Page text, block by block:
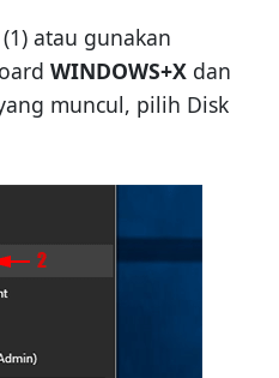
atau gunakan
WINDOWS+Xdan
muncul, pilih Disk